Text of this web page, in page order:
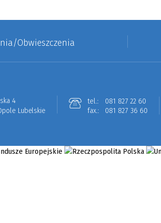
Obwieszczenia
4
Lubelskie
tel.:
081 827 22 60
fax.:
081 827 36 60